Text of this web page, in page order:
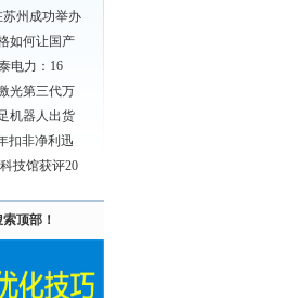
苏州成功举办
如何让国产
电力：16
光第三代万
机器人出货
扣非净利迅
技馆获评20
顶部！